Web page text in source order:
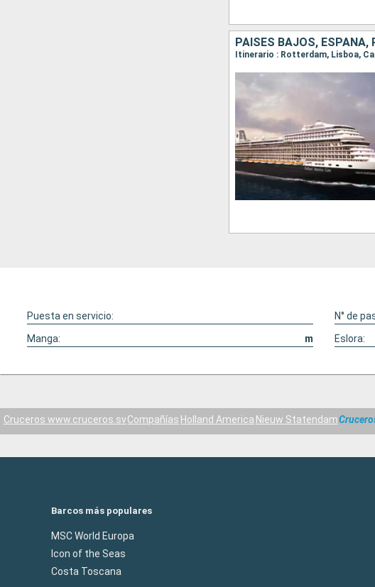
Puesta en servicio: N° de
Manga:
m Eslora:
Cruceros www.cruceros.svCompañías Holland America Nieuw Statendam
Barcos más populares
MSC World Europa
Icon of the Seas
Costa Toscana